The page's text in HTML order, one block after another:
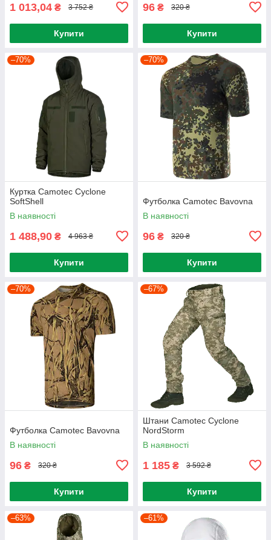
1 013,04 ₴ 3 752 ₴
Купити
96 ₴ 320 ₴
Купити
–70%
Куртка Camotec Cyclone
SoftShell
В наявності
1 488,90 ₴ 4 963 ₴
Купити
–70%
Футболка Camotec Bavovna
В наявності
96 ₴ 320 ₴
Купити
–70%
Футболка Camotec Bavovna
В наявності
96 ₴ 320 ₴
Купити
–67%
Штани Camotec Cyclone
NordStorm
В наявності
1 185 ₴ 3 592 ₴
Купити
–63% –61%